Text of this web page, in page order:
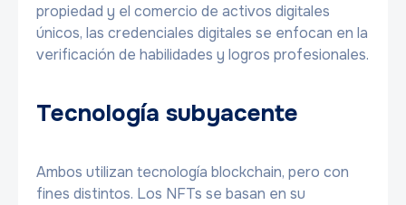
propiedad y el comercio de activos digitales
únicos, las credenciales digitales se enfocan en la
verificación de habilidades y logros profesionales.
Tecnología subyacente
Ambos utilizan tecnología blockchain, pero con
fines distintos. Los NFTs se basan en su